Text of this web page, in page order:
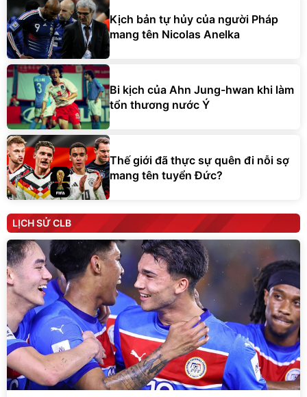
Kịch bản tự hủy của người Pháp
mang tên Nicolas Anelka
Bi kịch của Ahn Jung-hwan khi làm
tổn thương nước Ý
Thế giới đã thực sự quên đi nỗi sợ
mang tên tuyển Đức?
LỊCH SỬ CLB